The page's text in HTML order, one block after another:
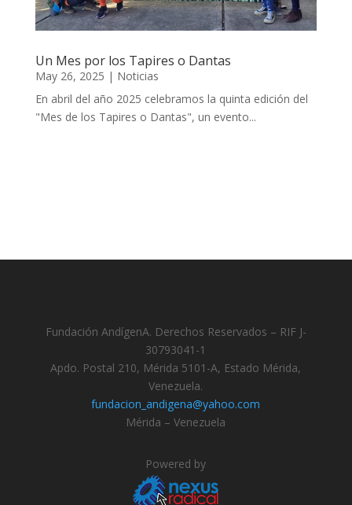
Un Mes por los Tapires o Dantas
May 26, 2025 | Noticias
En abril del año 2025 celebramos la quinta edición del
"Mes de los Tapires o Dantas", un evento...
Fundación AndígenA. Derechos Reservados – RIF J-
30793041-1
Apdo. Postal 210, Mérida 5101-A, Estado Mérida,
Venezuela.
fundacion_andigena@yahoo.com
Mérida – Venezuela
Powered by